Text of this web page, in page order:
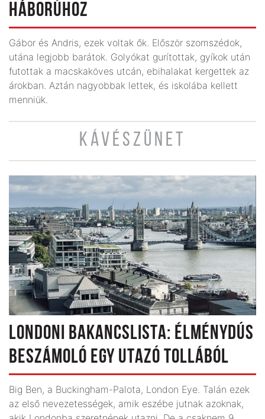
HÁBORÚHOZ
Gábor és Andris, ezek voltak ők. Először szomszédok,
utána legjobb barátok. Golyókat gurítottak, gyíkok után
futottak a macskaköves utcán, ebihalakat kergettek az
árokban. Aztán nagyobbak lettek, és iskolába kellett
menniük.
KÁVÉSZÜNET
LONDONI BAKANCSLISTA: ÉLMÉNYDÚS
BESZÁMOLÓ EGY UTAZÓ TOLLÁBÓL
Big Ben, a Buckingham-Palota, London Eye. Talán ezek
az első nevezetességek, amik eszébe jutnak azoknak,